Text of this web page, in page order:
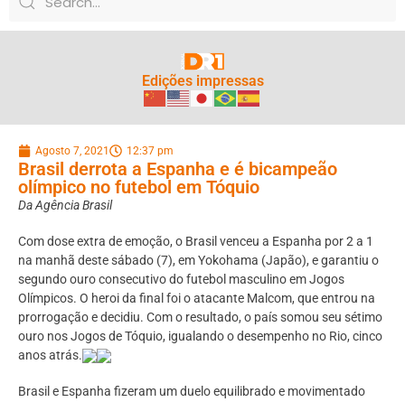
Edições impressas
Agosto 7, 2021 12:37 pm
Brasil derrota a Espanha e é bicampeão
olímpico no futebol em Tóquio
Da Agência Brasil
Com dose extra de emoção, o Brasil venceu a Espanha por 2 a 1
na manhã deste sábado (7), em Yokohama (Japão), e garantiu o
segundo ouro consecutivo do futebol masculino em Jogos
Olímpicos. O heroi da final foi o atacante Malcom, que entrou na
prorrogação e decidiu. Com o resultado, o país somou seu sétimo
ouro nos Jogos de Tóquio, igualando o desempenho no Rio, cinco
anos atrás.
Brasil e Espanha fizeram um duelo equilibrado e movimentado